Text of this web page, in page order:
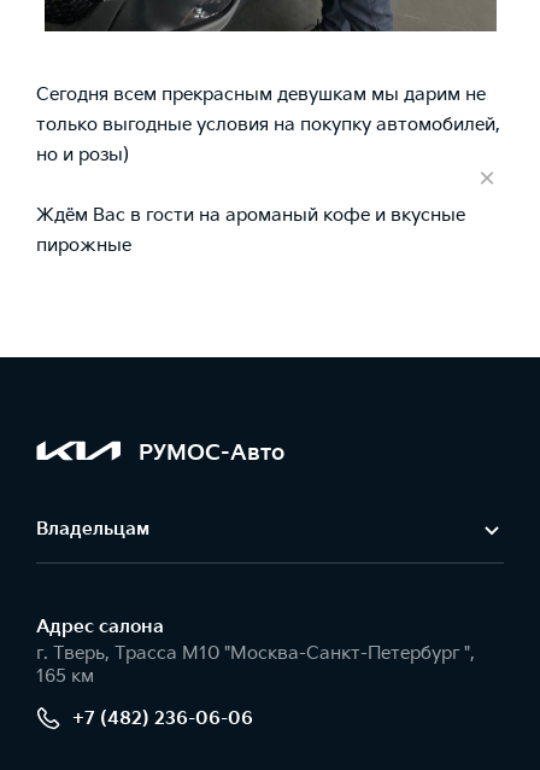
Сегодня всем прекрасным девушкам мы дарим не
только выгодные условия на покупку автомобилей,
но и розы)
Ждём Вас в гости на ароманый кофе и вкусные
пирожные
РУМОС-Авто
Владельцам
Адрес салонa
г. Тверь, Трасса М10 "Москва-Санкт-Петербург ",
165 км
+7 (482) 236-06-06
×